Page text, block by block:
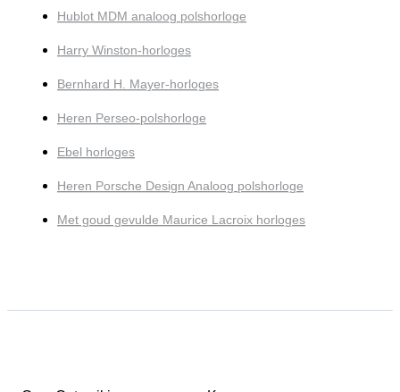
Hublot MDM analoog polshorloge
Harry Winston-horloges
Bernhard H. Mayer-horloges
Heren Perseo-polshorloge
Ebel horloges
Heren Porsche Design Analoog polshorloge
Met goud gevulde Maurice Lacroix horloges